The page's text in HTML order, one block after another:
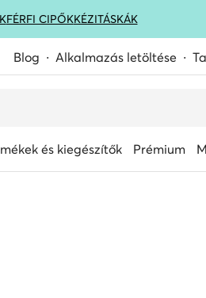
FÉRFI CIPŐKKÉZITÁSKÁK
Blog Alkalmazás letöltése
és kiegészítők Prémium